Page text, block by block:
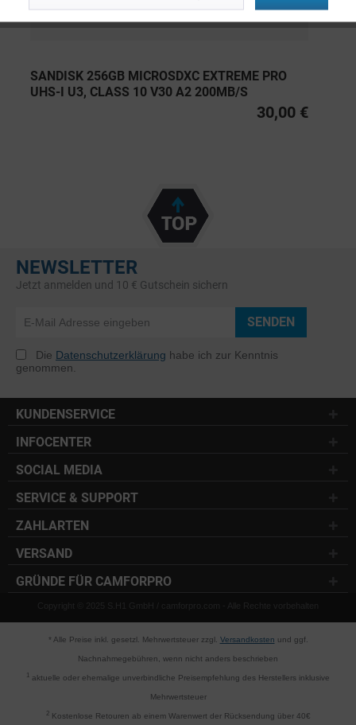
SANDISK 256GB MICROSDXC EXTREME PRO
UHS-I U3, CLASS 10 V30 A2 200MB/S
30,00 €
NEWSLETTER
Jetzt anmelden und 10 € Gutschein sichern
SENDEN
Die Datenschutzerklärung habe ich zur Kenntnis
genommen.
KUNDENSERVICE
INFOCENTER
SOCIAL MEDIA
SERVICE & SUPPORT
ZAHLARTEN
VERSAND
GRÜNDE FÜR CAMFORPRO
Copyright © 2025 S.H1 GmbH / camforpro.com - Alle Rechte vorbehalten
* Alle Preise inkl. gesetzl. Mehrwertsteuer zzgl. Versandkosten und ggf.
Nachnahmegebühren, wenn nicht anders beschrieben
aktuelle oder ehemalige unverbindliche Preisempfehlung des Herstellers inklusive
Mehrwertsteuer
2Kostenlose Retouren ab einem Warenwert der Rücksendung über 40€